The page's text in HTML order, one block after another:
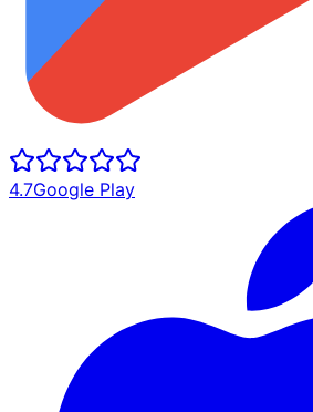
4.7Google Play